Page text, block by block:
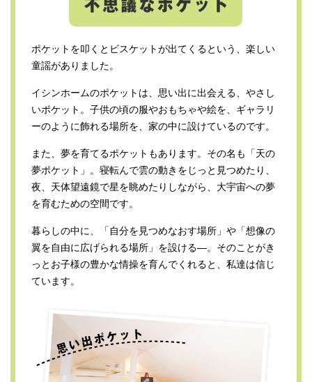
ポケットを叩くとビスケットが出てくるという、楽しい
童謡がありました。
イシンホームのポケットは、思い出に出会える、やさし
いポケット。子供の頃の服やおもちゃや絵を、ギャラリ
ーのように飾れる場所を、家の中に設けているのです。
また、夢を育てるポケットもあります。その名も「天の
夢ポケット」。寝転んで雲の動きをじっと見つめたり、
夜、天体望遠鏡で星を眺めたりしながら、大宇宙への夢
を育むための空間です。
暮らしの中に、「自分を見つめなおす場所」や「想像の
翼を自由に広げられる場所」を設ける―。そのことがき
っとお子様の豊かな情操を育んでくれると、私達は信じ
ています。